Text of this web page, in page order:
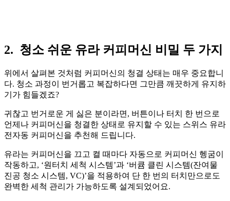
2. 청소 쉬운 유라 커피머신 비밀 두 가지
위에서 살펴본 것처럼 커피머신의 청결 상태는 매우 중요합니
다. 청소 과정이 번거롭고 복잡하다면 그만큼 깨끗하게 유지하
기가 힘들겠죠?
귀찮고 번거로운 게 싫은 분이라면, 버튼이나 터치 한 번으로
언제나 커피머신을 청결한 상태로 유지할 수 있는 스위스 유라
전자동 커피머신을 추천해 드립니다.
유라는 커피머신을 끄고 켤 때마다 자동으로 커피머신 헹굼이
작동하고, ‘원터치 세척 시스템’과 ‘버큠 클린 시스템(잔여물
진공 청소 시스템, VC)’을 적용하여 단 한 번의 터치만으로도
완벽한 세척 관리가 가능하도록 설계되었어요.